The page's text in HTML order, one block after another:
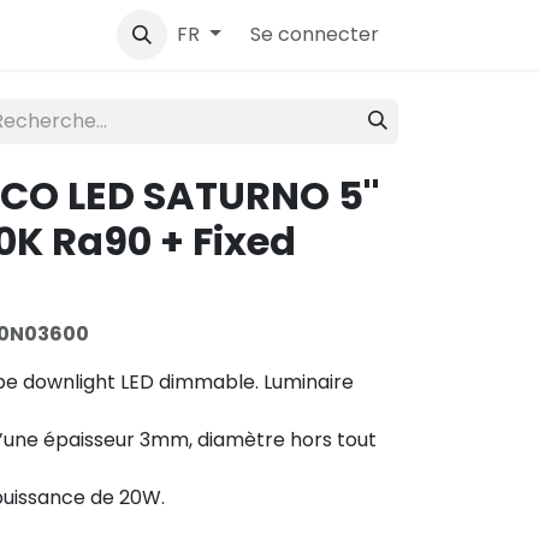
FR Se connecter
LED SATURNO 5''
Ra90 + Fixed
downlight LED dimmable. Luminaire
épaisseur 3mm, diamètre hors tout
de 20W.